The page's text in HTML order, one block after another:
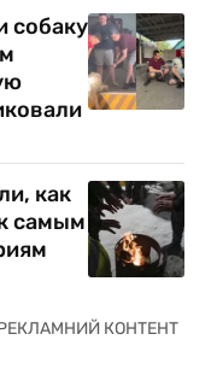
собаку
как
самым